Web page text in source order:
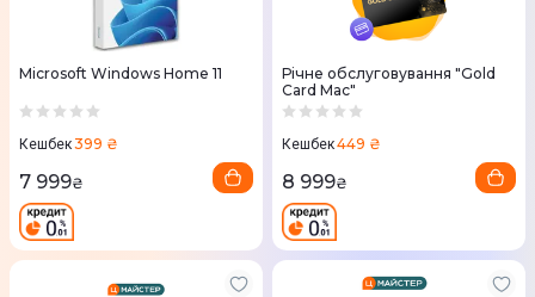
Microsoft Windows Home 11
Кешбек399 ₴
7 999₴
Річне обслуговування "Gold
Card Mac"
Кешбек449 ₴
8 999₴